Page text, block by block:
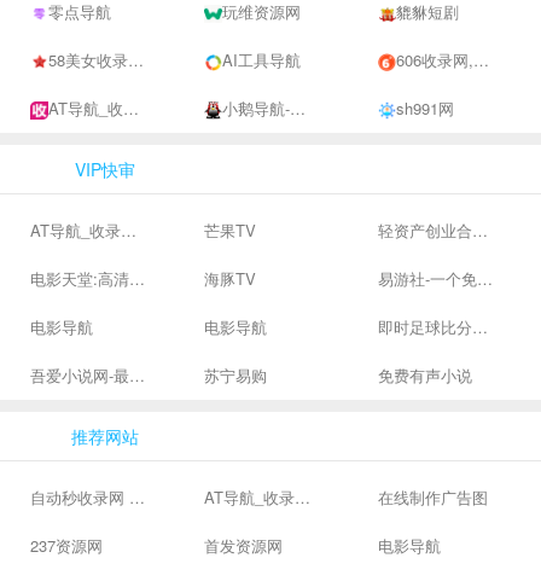
零点导航 玩维资源网 貔貅短剧
58美女收录网-自动收录网站-流量交换-自动链 AI工具导航 606收录网,免费自动秒收录网址,提供自动收录,网站导航大全源码,自动链,友情链接交换。
AT导航_收录网_免费收录网站_自动收录网_秒收录 小鹅导航-网站收录-自动收录网-网址收录-自动秒收录 sh991网
VIP快审
AT导航_收录网_免费收录网站_自动收录网_秒收录 芒果TV 轻资产创业合集、私域引流服务、抖音有效粉丝
电影天堂:高清电影下载,高品质生活 海豚TV 易游社-一个免费二次元游戏分享社区
电影导航 电影导航 即时足球比分直播-精准赛程赛果及角球数查询 | 让足球滚一会
吾爱小说网-最新热门免费小说阅读 苏宁易购 免费有声小说
推荐网站
自动秒收录网 - 自动秒收录-网站收录-收录网站-网址收录-秒收录 AT导航_收录网_免费收录网站_自动收录网_秒收录 在线制作广告图
237资源网 首发资源网 电影导航